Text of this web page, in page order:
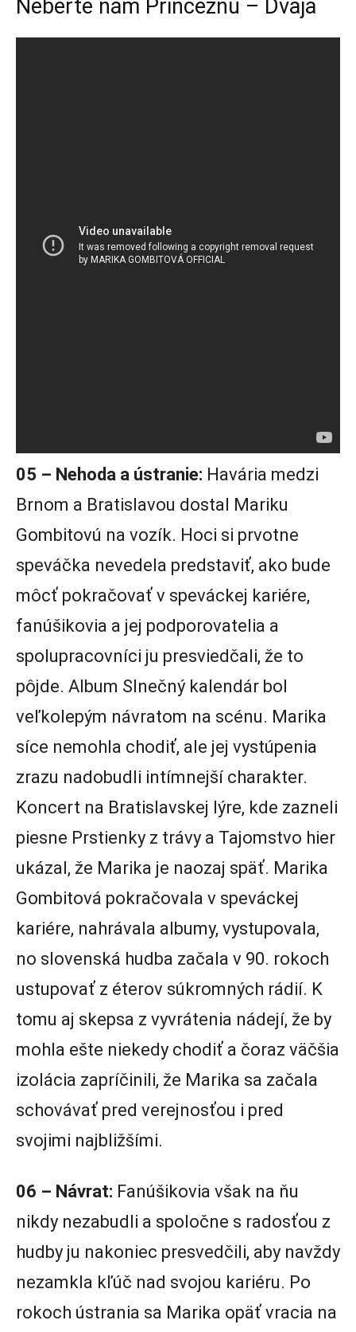
Neberte nám Princeznú – Dvaja
05 – Nehoda a ústranie: Havária medzi
Brnom a Bratislavou dostal Mariku
Gombitovú na vozík. Hoci si prvotne
speváčka nevedela predstaviť, ako bude
môcť pokračovať v speváckej kariére,
fanúšikovia a jej podporovatelia a
spolupracovníci ju presviedčali, že to
pôjde. Album Slnečný kalendár bol
veľkolepým návratom na scénu. Marika
síce nemohla chodiť, ale jej vystúpenia
zrazu nadobudli intímnejší charakter.
Koncert na Bratislavskej lýre, kde zazneli
piesne Prstienky z trávy a Tajomstvo hier
ukázal, že Marika je naozaj späť. Marika
Gombitová pokračovala v speváckej
kariére, nahrávala albumy, vystupovala,
no slovenská hudba začala v 90. rokoch
ustupovať z éterov súkromných rádií. K
tomu aj skepsa z vyvrátenia nádejí, že by
mohla ešte niekedy chodiť a čoraz väčšia
izolácia zapríčinili, že Marika sa začala
schovávať pred verejnosťou i pred
svojimi najbližšími.
06 – Návrat: Fanúšikovia však na ňu
nikdy nezabudli a spoločne s radosťou z
hudby ju nakoniec presvedčili, aby navždy
nezamkla kľúč nad svojou kariéru. Po
rokoch ústrania sa Marika opäť vracia na